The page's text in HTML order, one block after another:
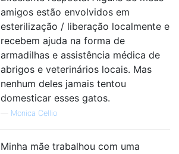
amigos estão envolvidos em
esterilização / liberação localmente e
recebem ajuda na forma de
armadilhas e assistência médica de
abrigos e veterinários locais. Mas
nenhum deles jamais tentou
domesticar esses gatos.
— Monica Cellio
Minha mãe trabalhou com uma